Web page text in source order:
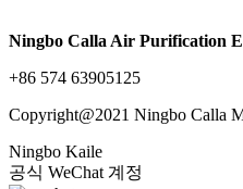
Ningbo Calla Air Purification
+86 574 63905125
Copyright@2021 Ningbo Calla
Ningbo Kaile
공식 WeChat 계정